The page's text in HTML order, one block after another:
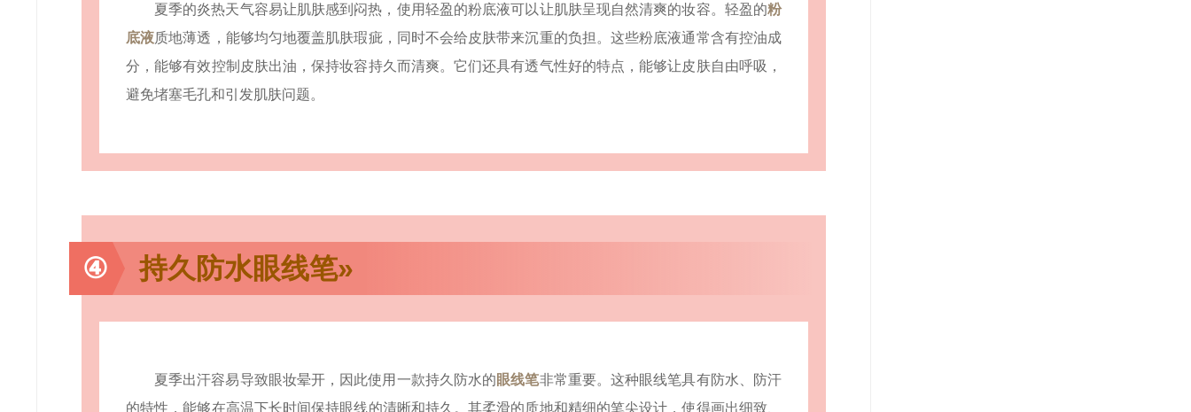
夏季的炎热天气容易让肌肤感到闷热，使用轻盈的粉底液可以让肌肤呈现自然清爽的妆容。轻盈的粉
底液质地薄透，能够均匀地覆盖肌肤瑕疵，同时不会给皮肤带来沉重的负担。这些粉底液通常含有控油成
分，能够有效控制皮肤出油，保持妆容持久而清爽。它们还具有透气性好的特点，能够让皮肤自由呼吸，
避免堵塞毛孔和引发肌肤问题。
④ 持久防水眼线笔»
夏季出汗容易导致眼妆晕开，因此使用一款持久防水的眼线笔非常重要。这种眼线笔具有防水、防汗
的特性，能够在高温下长时间保持眼线的清晰和持久。其柔滑的质地和精细的笔尖设计，使得画出细致、